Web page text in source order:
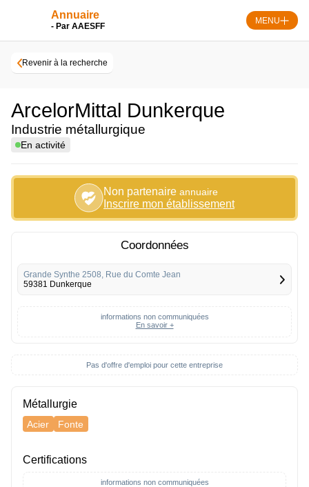
Annuaire
- Par AAESFF
MENU
Revenir à la recherche
ArcelorMittal Dunkerque
Industrie métallurgique
En activité
Non partenaire annuaire
Inscrire mon établissement
Pas d'offre d'emploi pour cette entreprise
Coordonnées
Grande Synthe 2508, Rue du Comte Jean
59381 Dunkerque
informations non communiquées
En savoir +
Métallurgie
Acier Fonte
Certifications
informations non communiquées